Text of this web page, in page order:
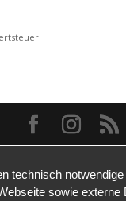
technisch
sowie externe